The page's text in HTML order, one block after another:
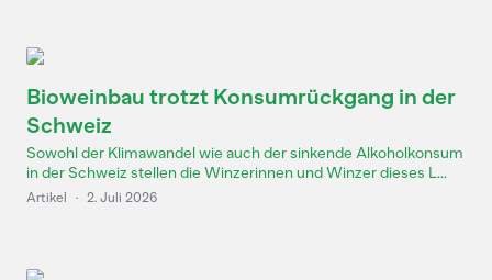
Bioweinbau trotzt Konsumrückgang in der
Schweiz
Sowohl der Klimawandel wie auch der sinkende Alkoholkonsum
in der Schweiz stellen die Winzerinnen und Winzer dieses L...
Artikel · 2. Juli 2026